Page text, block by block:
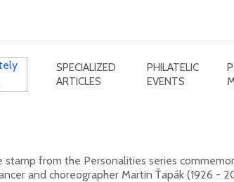
SPECIALIZED
ARTICLES
PHILATELIC
EVENTS
stamp from the Personalities series
and choreographer Martin Ťapák (1926 -